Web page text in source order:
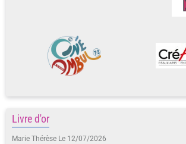
Livre d'or
Marie Thérèse Le 12/07/2026